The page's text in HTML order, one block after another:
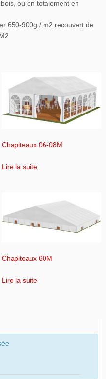
ou en totalement en
650-900g / m2 recouvert de
Chapiteaux 06-08M
Lire la suite
Chapiteaux 60M
Lire la suite